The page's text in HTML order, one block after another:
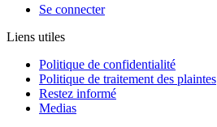
Se connecter
Liens utiles
Politique de confidentialité
Politique de traitement des plaintes
Restez informé
Medias